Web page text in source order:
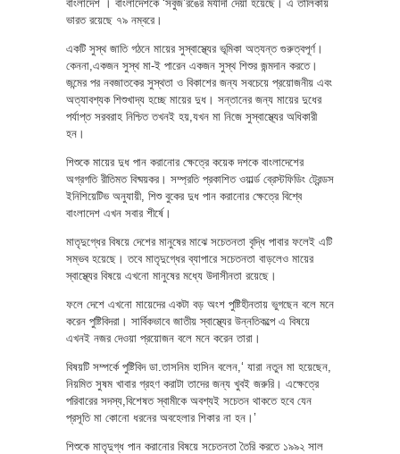
বাংলাদেশ । বাংলাদেশকে ‘সবুজ’রঙের মর্যাদা দেয়া হয়েছে। এ তালিকায়
ভারত রয়েছে ৭৯ নম্বরে।
একটি সুস্থ জাতি গঠনে মায়ের সুস্বাস্থ্যের ভূমিকা অত্যন্ত গুরুত্বপূর্ণ।
কেননা,একজন সুস্থ মা-ই পারেন একজন সুস্থ শিশুর জন্মদান করতে।
জন্মের পর নবজাতকের সুস্থতা ও বিকাশের জন্য সবচেয়ে প্রয়োজনীয় এবং
অত্যাবশ্যক শিশুখাদ্য হচ্ছে মায়ের দুধ। সন্তানের জন্য মায়ের দুধের
পর্যাপ্ত সরবরাহ নিশ্চিত তখনই হয়,যখন মা নিজে সুস্বাস্থ্যের অধিকারী
হন।
শিশুকে মায়ের দুধ পান করানোর ক্ষেত্রে কয়েক দশকে বাংলাদেশের
অগ্রগতি রীতিমত বিষ্ময়কর। সম্প্রতি প্রকাশিত ওয়ার্ল্ড ব্রেস্টফিডিং ট্রেন্ডস
ইনিশিয়েটিভ অনুযায়ী, শিশু বুকের দুধ পান করানোর ক্ষেত্রে বিশ্বে
বাংলাদেশ এখন সবার শীর্ষে।
মাতৃদুগ্ধের বিষয়ে দেশের মানুষের মাঝে সচেতনতা বৃদ্ধি পাবার ফলেই এটি
সম্ভব হয়েছে। তবে মাতৃদুগ্ধের ব্যাপারে সচেতনতা বাড়লেও মায়ের
স্বাস্থ্যের বিষয়ে এখনো মানুষের মধ্যে উদাসীনতা রয়েছে।
ফলে দেশে এখনো মায়েদের একটা বড় অংশ পুষ্টিহীনতায় ভুগছেন বলে মনে
করেন পুষ্টিবিদরা। সার্বিকভাবে জাতীয় স্বাস্থ্যের উন্নতিকল্পে এ বিষয়ে
এখনই নজর দেওয়া প্রয়োজন বলে মনে করেন তারা।
বিষয়টি সম্পর্কে পুষ্টিবিদ ডা.তাসনিম হাসিন বলেন,‘ যারা নতুন মা হয়েছেন,
নিয়মিত সুষম খাবার গ্রহণ করাটা তাদের জন্য খুবই জরুরি। এক্ষেত্রে
পরিবারের সদস্য,বিশেষত স্বামীকে অবশ্যই সচেতন থাকতে হবে যেন
প্রসূতি মা কোনো ধরনের অবহেলার শিকার না হন।’
শিশুকে মাতৃদুগ্ধ পান করানোর বিষয়ে সচেতনতা তৈরি করতে ১৯৯২ সাল